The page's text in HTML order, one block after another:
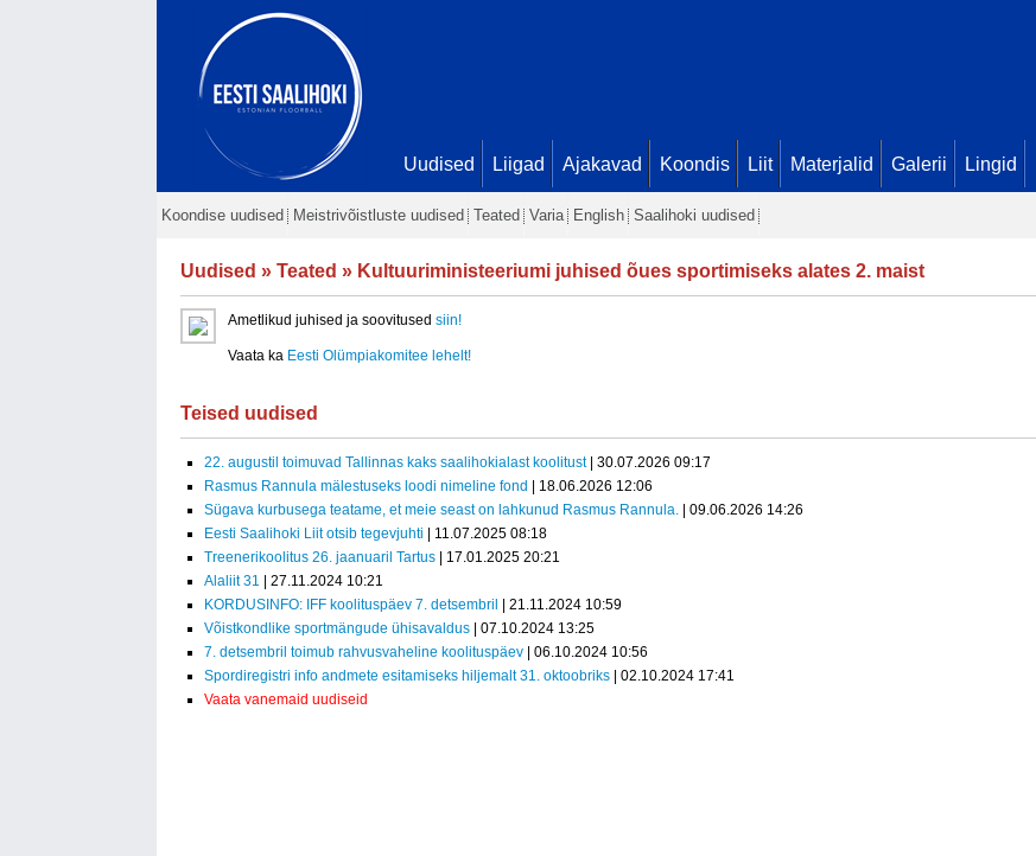
Uudised Liigad Ajakavad Koondis Liit Materjalid Galerii Lingid
Koondise uudised Meistrivõistluste uudised Teated Varia English Saalihoki uudised
Uudised » Teated » Kultuuriministeeriumi juhised õues sportimiseks alates 2. maist
Ametlikud juhised ja soovitused siin!
Vaata ka Eesti Olümpiakomitee lehelt!
Teised uudised
22. augustil toimuvad Tallinnas kaks saalihokialast koolitust| 30.07.2026 09:17
Rasmus Rannula mälestuseks loodi nimeline fond
| 18.06.2026 12:06
Sügava kurbusega teatame, et meie seast on lahkunud Rasmus Rannula. | 09.06.2026 14:26
Eesti Saalihoki Liit otsib tegevjuhti | 11.07.2025 08:18
Treenerikoolitus 26. jaanuaril Tartus | 17.01.2025 20:21
Alaliit 31 | 27.11.2024 10:21
KORDUSINFO: IFF koolituspäev 7. detsembril
| 21.11.2024 10:59
Võistkondlike sportmängude ühisavaldus | 07.10.2024 13:25
7. detsembril toimub rahvusvaheline koolituspäev | 06.10.2024 10:56
Spordiregistri info andmete esitamiseks hiljemalt 31. oktoobriks | 02.10.2024 17:41
Vaata vanemaid uudiseid